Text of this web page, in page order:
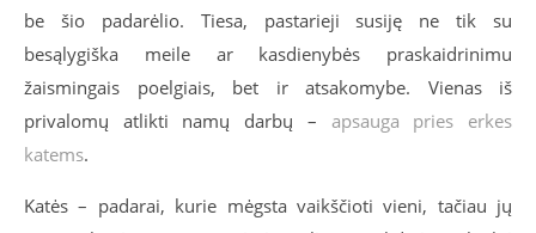
be šio padarėlio. Tiesa, pastarieji susiję ne tik su
besąlygiška meile ar kasdienybės praskaidrinimu
žaismingais poelgiais, bet ir atsakomybe. Vienas iš
privalomų atlikti namų darbų – apsauga pries erkes
katems.
Katės – padarai, kurie mėgsta vaikščioti vieni, tačiau jų